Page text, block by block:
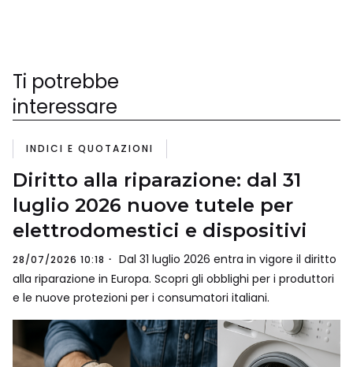
Ti potrebbe
interessare
INDICI E QUOTAZIONI
Diritto alla riparazione: dal 31
luglio 2026 nuove tutele per
elettrodomestici e dispositivi
28/07/2026 10:18
Dal 31 luglio 2026 entra in vigore il diritto
alla riparazione in Europa. Scopri gli obblighi per i produttori
e le nuove protezioni per i consumatori italiani.